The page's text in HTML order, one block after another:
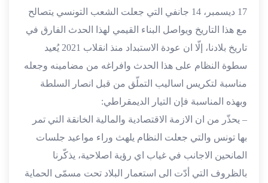
17 ديسمبر، 14 جانفي التي جعلت الشعب التونسي يتصالح
مع هذا التاريخ ويواصل البناء القيمي لهذا الحدث الفارق في
تاريخ بلادنا، إلّا ان عودة الاستبداد منذ انقلاب 2021 يُعيد
سطوة النظام على هذا الحدث وافراغه من مضامينه وجعله
مناسبة لتكريس اساليب التملّق من قبل انصار السلطة
وبهذه المناسبة فإن التيار الديمقراطي:
– يحذّر من ان الازمة الاقتصادية والمالية الخانقة التي تمر
بها تونس والتي جعلت النظام يلهث وراء مواعيد جلسات
المانحين الاجانب في غياب اي رؤية اصلاحية، يذكّرنا
بالظروف التي أدّت الى استعمار البلاد تحت مسمّى الحماية